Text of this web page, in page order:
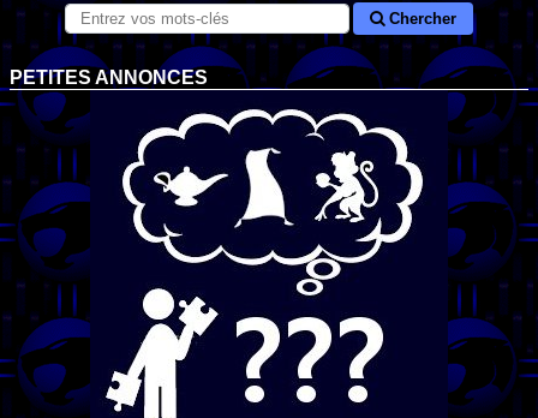
Chercher
PETITES ANNONCES